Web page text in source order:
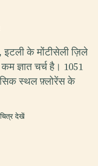
इटली के मोंटीसेली ज़िले
ज्ञात चर्च है। 1051
स्थल फ़्लोरेंस के
देखें